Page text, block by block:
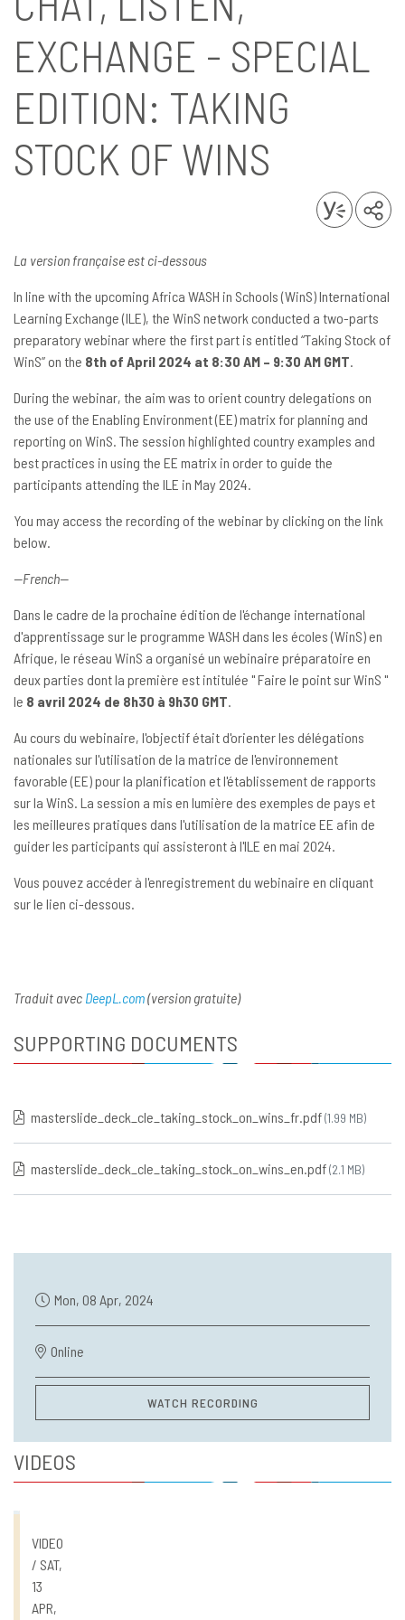
EXCHANGE - SPECIAL
EDITION: TAKING
STOCK OF WINS
La version française est ci-dessous
In line with the upcoming Africa WASH in Schools (WinS) International
Learning Exchange (ILE), the WinS network conducted a two-parts
preparatory webinar where the first part is entitled “Taking Stock of
WinS” on the 8th of April 2024 at 8:30 AM – 9:30 AM GMT.
During the webinar, the aim was to orient country delegations on
the use of the Enabling Environment (EE) matrix for planning and
reporting on WinS. The session highlighted country examples and
best practices in using the EE matrix in order to guide the
participants attending the ILE in May 2024.
You may access the recording of the webinar by clicking on the link
below.
--French--
Dans le cadre de la prochaine édition de l'échange international
d'apprentissage sur le programme WASH dans les écoles (WinS) en
Afrique, le réseau WinS a organisé un webinaire préparatoire en
deux parties dont la première est intitulée " Faire le point sur WinS "
le 8 avril 2024 de 8h30 à 9h30 GMT.
Au cours du webinaire, l'objectif était d'orienter les délégations
nationales sur l'utilisation de la matrice de l'environnement
favorable (EE) pour la planification et l'établissement de rapports
sur la WinS. La session a mis en lumière des exemples de pays et
les meilleures pratiques dans l'utilisation de la matrice EE afin de
guider les participants qui assisteront à l'ILE en mai 2024.
Vous pouvez accéder à l'enregistrement du webinaire en cliquant
sur le lien ci-dessous.
Traduit avec DeepL.com(version gratuite)
SUPPORTING DOCUMENTS
masterslide_deck_cle_taking_stock_on_wins_fr.pdf(1.99 MB)
masterslide_deck_cle_taking_stock_on_wins_en.pdf(2.1 MB)
Mon, 08 Apr, 2024
Online
WATCH RECORDING
VIDEOS
VIDEO
/ SAT,
13
APR,